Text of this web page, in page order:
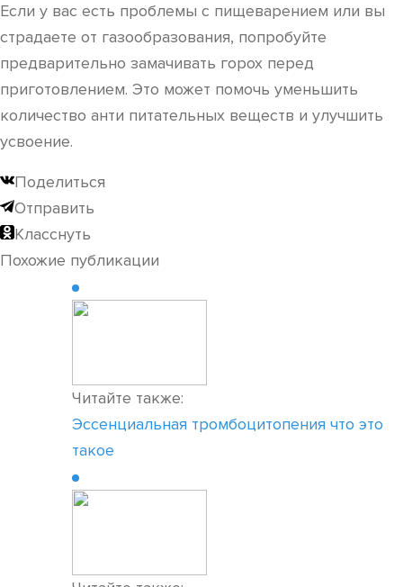
Если у вас есть проблемы с пищеварением или вы
страдаете от газообразования, попробуйте
предварительно замачивать горох перед
приготовлением. Это может помочь уменьшить
количество анти питательных веществ и улучшить
усвоение.
Поделиться
Отправить
Класснуть
Похожие публикации
Читайте также:
Эссенциальная тромбоцитопения что это
такое